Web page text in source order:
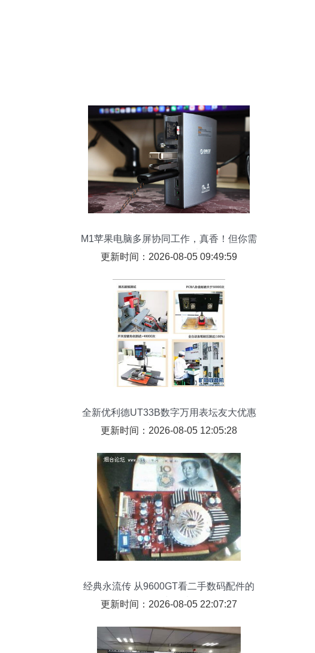
M1苹果电脑多屏协同工作，真香！但你需
要这个配件才能实现
更新时间：2026-08-05 09:49:59
全新优利德UT33B数字万用表坛友大优惠
仅25元包邮，赠丰厚大礼包！
更新时间：2026-08-05 12:05:28
经典永流传 从9600GT看二手数码配件的
价值与思考
更新时间：2026-08-05 22:07:27